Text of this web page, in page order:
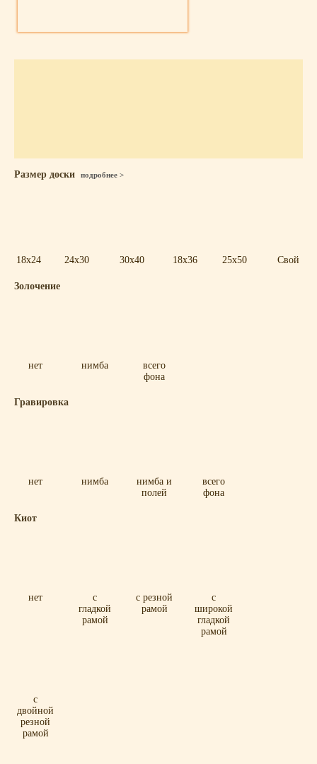
Размер доски подробнее >
18x24 24x30 30x40 18x36 25x50 Свой
Золочение
нет нимба
всего
фона
Гравировка
нет нимба
нимба и
полей
всего
фона
Киот
нет
с
гладкой
рамой
с резной
рамой
с
широкой
гладкой
рамой
с
двойной
резной
рамой